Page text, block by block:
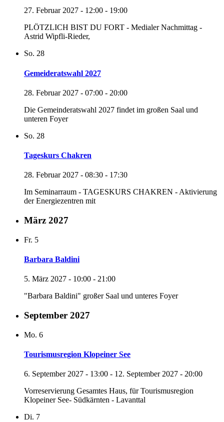
27. Februar 2027 - 12:00 - 19:00
PLÖTZLICH BIST DU FORT - Medialer Nachmittag -
Astrid Wipfli-Rieder,
So. 28
Gemeideratswahl 2027
28. Februar 2027 - 07:00 - 20:00
Die Gemeinderatswahl 2027 findet im großen Saal und
unteren Foyer
So. 28
Tageskurs Chakren
28. Februar 2027 - 08:30 - 17:30
Im Seminarraum - TAGESKURS CHAKREN - Aktivierung
der Energiezentren mit
März 2027
Fr. 5
Barbara Baldini
5. März 2027 - 10:00 - 21:00
"Barbara Baldini" großer Saal und unteres Foyer
September 2027
Mo. 6
Tourismusregion Klopeiner See
6. September 2027 - 13:00 - 12. September 2027 - 20:00
Vorreservierung Gesamtes Haus, für Tourismusregion
Klopeiner See- Südkärnten - Lavanttal
Di. 7